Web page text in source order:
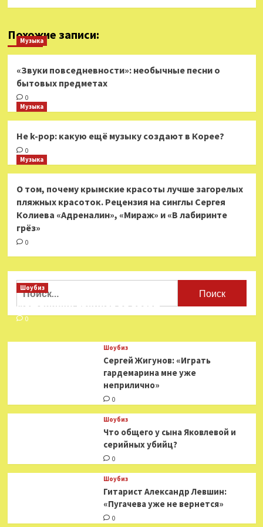
Похожие записи:
Музыка
«Звуки повседневности»: необычные песни о
бытовых предметах
0
Музыка
Не k-pop: какую ещё музыку создают в Корее?
0
Музыка
О том, почему крымские красоты лучше загорелых
пляжных красоток. Рецензия на синглы Сергея
Колиева «Адреналин», «Мираж» и «В лабиринте
грёз»
0
Найти:
Шоубиз
Мошенники взялись за звезд
0
Шоубиз
Сергей Жигунов: «Играть
гардемарина мне уже
неприлично»
0
Шоубиз
Что общего у сына Яковлевой и
серийных убийц?
0
Шоубиз
Гитарист Александр Левшин:
«Пугачева уже не вернется»
0